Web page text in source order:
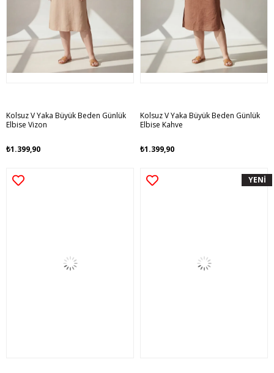
Kolsuz V Yaka Büyük Beden Günlük
Elbise Vizon
₺1.399,90
Kolsuz V Yaka Büyük Beden Günlük
Elbise Kahve
₺1.399,90
YENİ